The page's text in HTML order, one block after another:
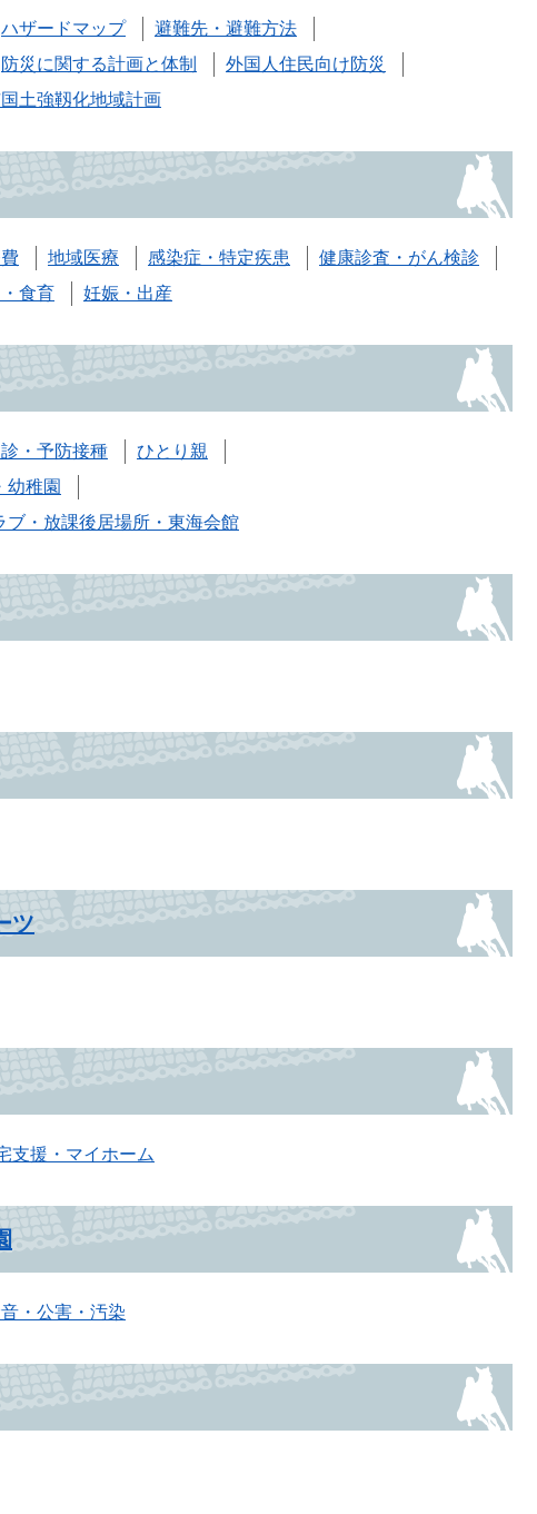
ハザードマップ
避難先・避難方法
防災に関する計画と体制
外国人住民向け防災
土強靱化地域計画
地域医療 感染症・特定疾患
健康診査・がん検診
食育 妊娠・出産
・予防接種
ひとり親
幼稚園
ブ・放課後居場所・東海会館
ツ
支援・マイホーム
・公害・汚染